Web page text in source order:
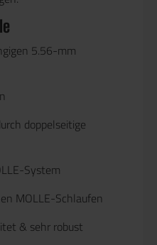
5.56-mm
doppelseitige
System
MOLLE-Schlaufen
& sehr robust